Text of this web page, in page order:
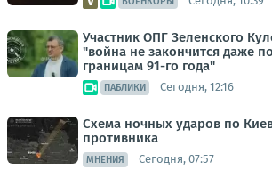
Участник ОПГ Зеленского
"война не закончится даже
границам 91-го года"
ПАБЛИКИ Сегодня, 12:16
Схема ночных ударов по
противника
МНЕНИЯ Сегодня, 07:57